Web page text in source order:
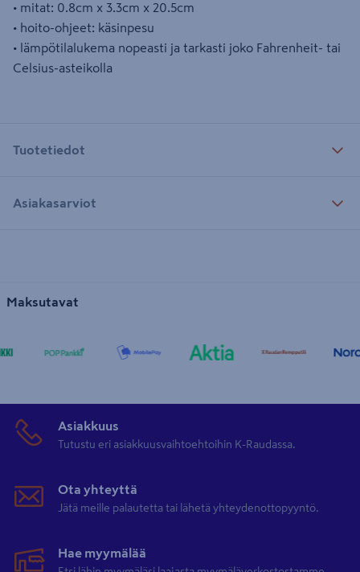
• mitat: 0.8cm x 3.3cm x 20.5cm
• hoito-ohjeet: käsinpesu
• lämpötilalukema nopeasti ja tarkasti joko Fahrenheit- tai
Celsius-asteikolla
Tuotetiedot
Asiakasarviot
Maksutavat
Asiakkuus
Tutustu eri asiakkuusvaihtoehtoihin K-Raudassa.
Ota yhteyttä
Jätä meille palautetta tai lähetä yhteydenottopyyntö.
Hae myymälää